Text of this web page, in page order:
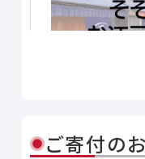
ご寄付の